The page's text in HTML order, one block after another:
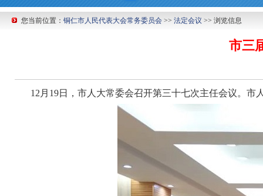
您当前位置： 铜仁市人民代表大会常务委员会 >> 法定会议 >> 浏览信息
市三
12月19日，市人大常委会召开第三十七次主任会议。市